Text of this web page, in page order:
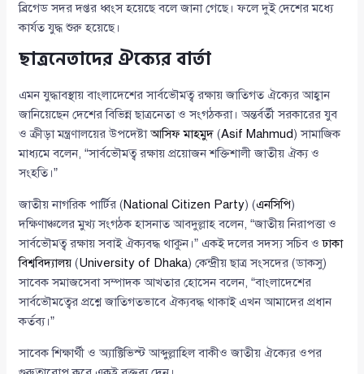
ব্রিগেড সদর দপ্তর ধ্বংস হয়েছে বলে জানা গেছে। ফলে দুই দেশের মধ্যে
কার্যত যুদ্ধ শুরু হয়েছে।
ছাত্রনেতাদের ঐক্যের বার্তা
এমন যুদ্ধাবস্থায় বাংলাদেশের সার্বভৌমত্ব রক্ষায় জাতিগত ঐক্যের আহ্বান
জানিয়েছেন দেশের বিভিন্ন ছাত্রনেতা ও সংগঠকরা। অন্তর্বর্তী সরকারের যুব
ও ক্রীড়া মন্ত্রণালয়ের উপদেষ্টাআসিফ মাহমুদ (Asif Mahmud) সামাজিক
মাধ্যমে বলেন, “সার্বভৌমত্ব রক্ষায় প্রয়োজন শক্তিশালী জাতীয় ঐক্য ও
সংহতি।”
জাতীয় নাগরিক পার্টির (National Citizen Party) (এনসিপি)
দক্ষিণাঞ্চলের মুখ্য সংগঠক হাসনাত আবদুল্লাহ বলেন, “জাতীয় নিরাপত্তা ও
সার্বভৌমত্ব রক্ষায় সবাই ঐক্যবদ্ধ থাকুন।” একই দলের সদস্য সচিব ওঢাকা
বিশ্ববিদ্যালয় (University of Dhaka) কেন্দ্রীয় ছাত্র সংসদের (ডাকসু)
সাবেক সমাজসেবা সম্পাদক আখতার হোসেন বলেন, “বাংলাদেশের
সার্বভৌমত্বের প্রশ্নে জাতিগতভাবে ঐক্যবদ্ধ থাকাই এখন আমাদের প্রধান
কর্তব্য।”
সাবেক শিক্ষার্থী ও অ্যাক্টিভিস্ট আব্দুল্লাহিল বাকীও জাতীয় ঐক্যের ওপর